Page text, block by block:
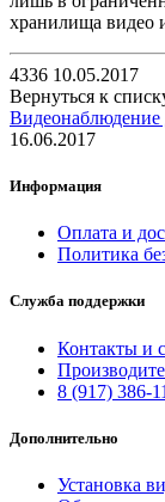
хранилища видео
4336 10.05.2017
Вернуться к
Видеонаблюдение
16.06.2017
Информация
Оплата и
Политика
Служба поддержки
Контакты и
8 (917) 386-
Дополнительно
Установка